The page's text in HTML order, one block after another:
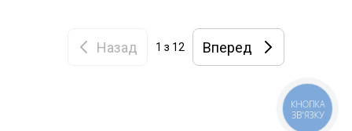
Назад 1 з 12 Вперед
КНОПКА
ЗВ'ЯЗКУ